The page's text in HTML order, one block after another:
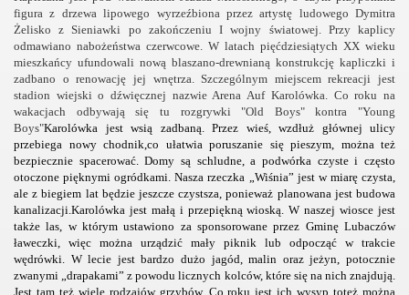
figura z drzewa lipowego wyrzeźbiona przez artystę ludowego Dymitra
Żelisko z Sieniawki po zakończeniu I wojny światowej. Przy kaplicy
odmawiano nabożeństwa czerwcowe. W latach pięćdziesiątych XX wieku
mieszkańcy ufundowali nową blaszano-drewnianą konstrukcję kapliczki i
zadbano o renowację jej wnętrza. Szczególnym miejscem rekreacji jest
stadion wiejski o dźwięcznej nazwie Arena Auf Karolówka. Co roku na
wakacjach odbywają się tu rozgrywki "Old Boys" kontra "Young
Boys"Karolówka jest wsią zadbaną. Przez wieś, wzdłuż głównej ulicy
przebiega nowy chodnik,co ułatwia poruszanie się pieszym, można też
bezpiecznie spacerować. Domy są schludne, a podwórka czyste i często
otoczone pięknymi ogródkami. Nasza rzeczka „Wiśnia” jest w miarę czysta,
ale z biegiem lat będzie jeszcze czystsza, ponieważ planowana jest budowa
kanalizacji.Karolówka jest małą i przepiękną wioską. W naszej wiosce jest
także las, w którym ustawiono za sponsorowane przez Gminę Lubaczów
ławeczki, więc można urządzić mały piknik lub odpocząć w trakcie
wędrówki. W lecie jest bardzo dużo jagód, malin oraz jeżyn, potocznie
zwanymi „drapakami” z powodu licznych kolców, które się na nich znajdują.
Jest tam też wiele rodzajów grzybów. Co roku jest ich wysyp toteż można